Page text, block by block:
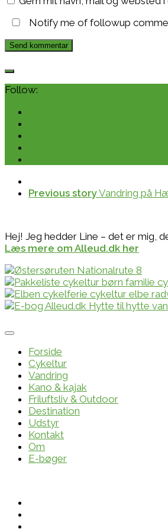
Notify me of followup
Follow:
Previous storyVandring på
Hej! Jeg hedder Line – det er mig,
Læs mere om Alleud.dk her
Forside
Cykeltur
Vandring
Kano & kajak
Friluftsliv & Outdoor
Destination
Udstyr
Kontakt
Om
E-bøger